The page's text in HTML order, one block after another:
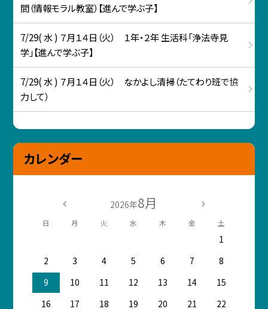
間（情報モラル教室）【進んで学ぶ子】
7/29( 水 ) ７月１４日（火） １年・２年 生活科「浄法寺見
学」【進んで学ぶ子】
7/29( 水 ) ７月１４日（火） なかよし清掃（たてわり班で協
力して）
カレンダー
2026年8月
日 月 火 水 木 金 土
1
2
3 4 5 6 7
8
9
10 11 12 13 14
15
16
17 18 19 20 21
22